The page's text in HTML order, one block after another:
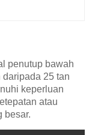
penutup bawah
25 tan
keperluan
atau
besar.